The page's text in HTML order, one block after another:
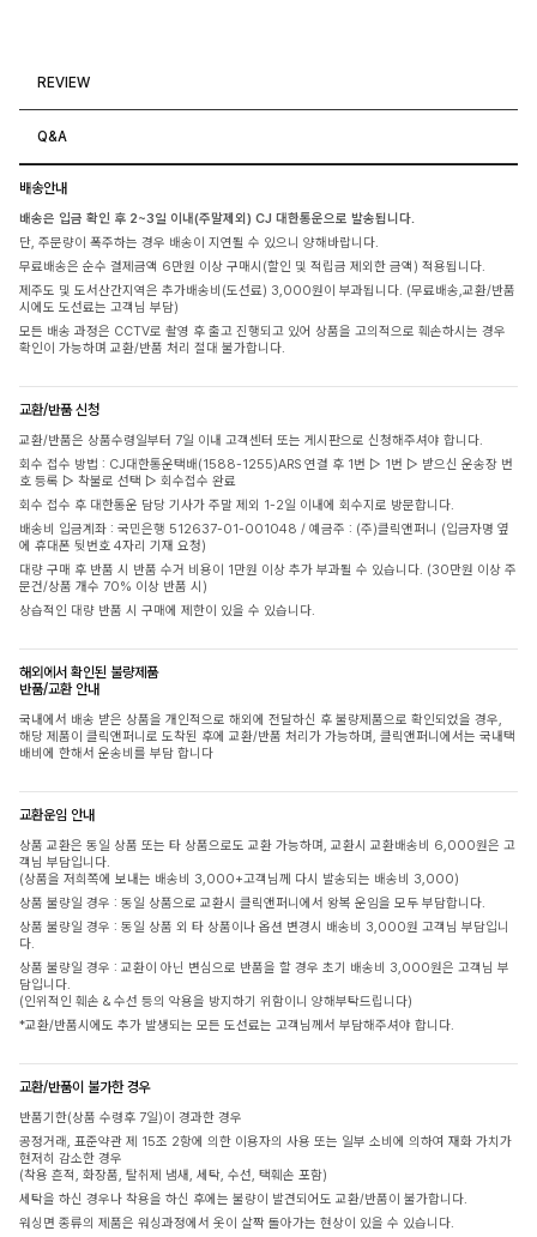
REVIEW
Q&A
배송안내
배송은 입금 확인 후 2~3일 이내(주말제외) CJ 대한통운으로 발송됩니다.
단, 주문량이 폭주하는 경우 배송이 지연될 수 있으니 양해바랍니다.
무료배송은 순수 결제금액 6만원 이상 구매시(할인 및 적립금 제외한 금액) 적용됩니다.
제주도 및 도서산간지역은 추가배송비(도선료) 3,000원이 부과됩니다. (무료배송,교환/반품
시에도 도선료는 고객님 부담)
모든 배송 과정은 CCTV로 촬영 후 출고 진행되고 있어 상품을 고의적으로 훼손하시는 경우
확인이 가능하며 교환/반품 처리 절대 불가합니다.
교환/반품 신청
교환/반품은 상품수령일부터 7일 이내 고객센터 또는 게시판으로 신청해주셔야 합니다.
회수 접수 방법 : CJ대한통운택배(1588-1255)ARS 연결 후 1번 ▷ 1번 ▷ 받으신 운송장 번
호 등록 ▷ 착불로 선택 ▷ 회수접수 완료
회수 접수 후 대한통운 담당 기사가 주말 제외 1-2일 이내에 회수지로 방문합니다.
배송비 입금계좌 : 국민은행 512637-01-001048 / 예금주 : (주)클릭앤퍼니 (입금자명 옆
에 휴대폰 뒷번호 4자리 기재 요청)
대량 구매 후 반품 시 반품 수거 비용이 1만원 이상 추가 부과될 수 있습니다. (30만원 이상 주
문건/상품 개수 70% 이상 반품 시)
상습적인 대량 반품 시 구매에 제한이 있을 수 있습니다.
해외에서 확인된 불량제품
반품/교환 안내
국내에서 배송 받은 상품을 개인적으로 해외에 전달하신 후 불량제품으로 확인되었을 경우,
해당 제품이 클릭앤퍼니로 도착된 후에 교환/반품 처리가 가능하며, 클릭앤퍼니에서는 국내택
배비에 한해서 운송비를 부담 합니다
교환운임 안내
상품 교환은 동일 상품 또는 타 상품으로도 교환 가능하며, 교환시 교환배송비 6,000원은 고
객님 부담입니다.
(상품을 저희쪽에 보내는 배송비 3,000+고객님께 다시 발송되는 배송비 3,000)
상품 불량일 경우 : 동일 상품으로 교환시 클릭앤퍼니에서 왕복 운임을 모두 부담합니다.
상품 불량일 경우 : 동일 상품 외 타 상품이나 옵션 변경시 배송비 3,000원 고객님 부담입니
다.
상품 불량일 경우 : 교환이 아닌 변심으로 반품을 할 경우 초기 배송비 3,000원은 고객님 부
담입니다.
(인위적인 훼손 & 수선 등의 악용을 방지하기 위함이니 양해부탁드립니다)
*교환/반품시에도 추가 발생되는 모든 도선료는 고객님께서 부담해주셔야 합니다.
교환/반품이 불가한 경우
반품기한(상품 수령후 7일)이 경과한 경우
공정거래, 표준약관 제 15조 2항에 의한 이용자의 사용 또는 일부 소비에 의하여 재화 가치가
현저히 감소한 경우
(착용 흔적, 화장품, 탈취제 냄새, 세탁, 수선, 택훼손 포함)
세탁을 하신 경우나 착용을 하신 후에는 불량이 발견되어도 교환/반품이 불가합니다.
워싱면 종류의 제품은 워싱과정에서 옷이 살짝 돌아가는 현상이 있을 수 있습니다.